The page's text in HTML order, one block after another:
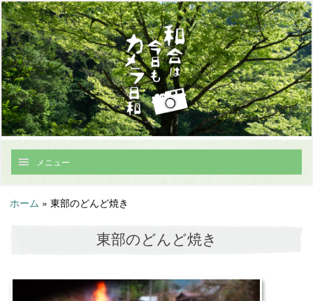
メニュー
ホーム » 東部のどんど焼き
東部のどんど焼き